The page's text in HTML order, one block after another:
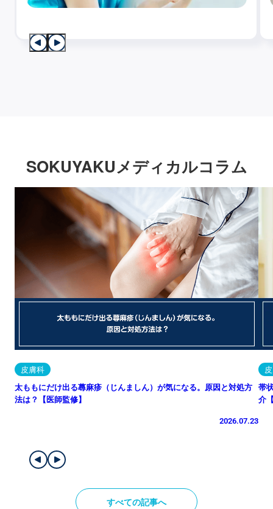
SOKUYAKUメディカルコラム
皮膚科
太ももにだけ出る蕁麻疹（じんましん）が気になる。原因と対処方
法は？【医師監修】
2026.07.23
帯
介
すべての記事へ